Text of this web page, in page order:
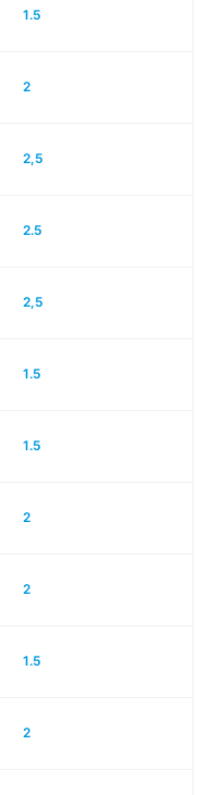
1.5
2
2,5
2.5
2,5
1.5
1.5
2
2
1.5
2